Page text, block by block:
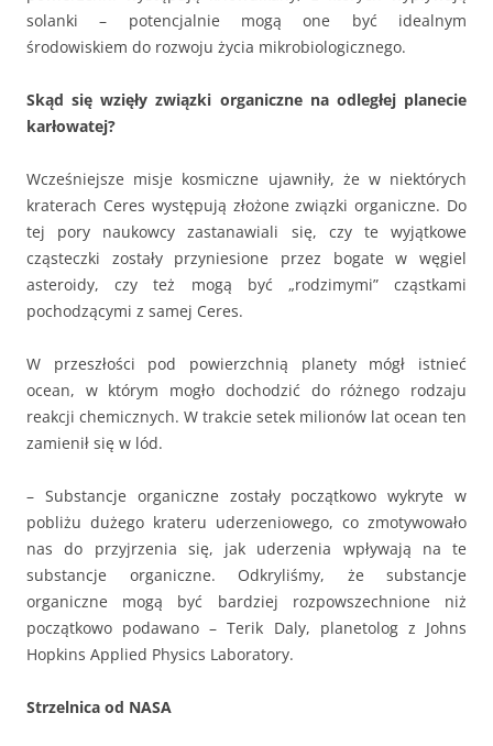
solanki – potencjalnie mogą one być idealnym
środowiskiem do rozwoju życia mikrobiologicznego.
Skąd się wzięły związki organiczne na odległej planecie
karłowatej?
Wcześniejsze misje kosmiczne ujawniły, że w niektórych
kraterach Ceres występują złożone związki organiczne. Do
tej pory naukowcy zastanawiali się, czy te wyjątkowe
cząsteczki zostały przyniesione przez bogate w węgiel
asteroidy, czy też mogą być „rodzimymi” cząstkami
pochodzącymi z samej Ceres.
W przeszłości pod powierzchnią planety mógł istnieć
ocean, w którym mogło dochodzić do różnego rodzaju
reakcji chemicznych. W trakcie setek milionów lat ocean ten
zamienił się w lód.
– Substancje organiczne zostały początkowo wykryte w
pobliżu dużego krateru uderzeniowego, co zmotywowało
nas do przyjrzenia się, jak uderzenia wpływają na te
substancje organiczne. Odkryliśmy, że substancje
organiczne mogą być bardziej rozpowszechnione niż
początkowo podawano – Terik Daly, planetolog z Johns
Hopkins Applied Physics Laboratory.
Strzelnica od NASA